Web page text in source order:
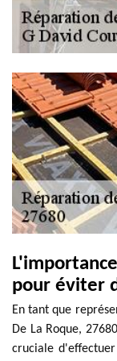
pour éviter
En tant que
De La Roque,
cruciale